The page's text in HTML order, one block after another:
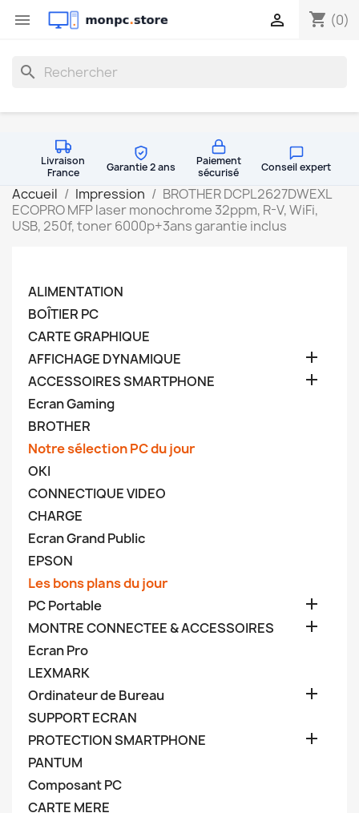
 shopping_cart (0)

search
Livraison
France
Garantie 2 ans
Paiement
sécurisé
Conseil expert
Accueil Impression
BROTHER DCPL2627DWEXL
ECOPRO MFP laser monochrome 32ppm, R-V, WiFi,
USB, 250f, toner 6000p+3ans garantie inclus
ALIMENTATION
BOÎTIER PC
CARTE GRAPHIQUE
AFFICHAGE DYNAMIQUE

ACCESSOIRES SMARTPHONE 
Ecran Gaming
BROTHER
Notre sélection PC du jour
OKI
CONNECTIQUE VIDEO
CHARGE
Ecran Grand Public
EPSON
Les bons plans du jour
PC Portable

MONTRE CONNECTEE & ACCESSOIRES 
Ecran Pro
LEXMARK
Ordinateur de Bureau

SUPPORT ECRAN
PROTECTION SMARTPHONE

PANTUM
Composant PC
CARTE MERE